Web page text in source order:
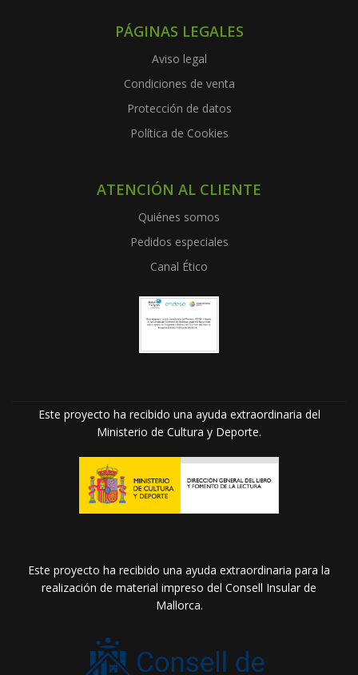
PÁGINAS LEGALES
Aviso legal
Condiciones de venta
Protección de datos
Política de Cookies
ATENCIÓN AL CLIENTE
Quiénes somos
Pedidos especiales
Canal Ético
Este proyecto ha recibido una ayuda extraordinaria del
Ministerio de Cultura y Deporte.
Este proyecto ha recibido una ayuda extraordinaria para la
realización de material impreso del Consell Insular de
Mallorca.